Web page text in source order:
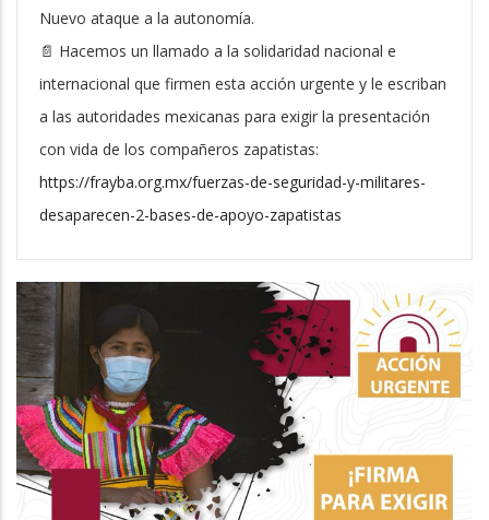
Nuevo ataque a la autonomía.
📄 Hacemos un llamado a la solidaridad nacional e
internacional que firmen esta acción urgente y le escriban
a las autoridades mexicanas para exigir la presentación
con vida de los compañeros zapatistas:
https://frayba.org.mx/fuerzas-de-seguridad-y-militares-
desaparecen-2-bases-de-apoyo-zapatistas